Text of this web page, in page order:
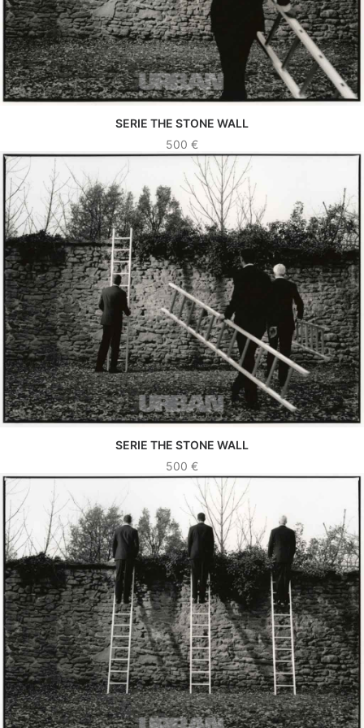
VER OBRA
SERIE THE STONE WALL
500 €
VER OBRA
SERIE THE STONE WALL
500 €